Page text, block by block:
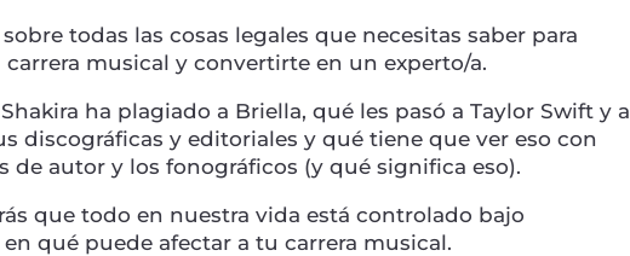
todas las cosas legales que necesitas saber para
musical y convertirte en un experto/a.
ha plagiado a Briella, qué les pasó a Taylor Swift y a
discográficas y editoriales y qué tiene que ver eso con
de autor y los fonográficos (y qué significa eso).
que todo en nuestra vida está controlado bajo
qué puede afectar a tu carrera musical.